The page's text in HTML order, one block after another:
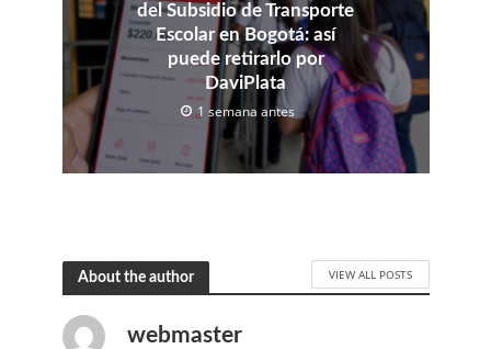
del Subsidio de Transporte
Escolar en Bogotá: así
puede retirarlo por
DaviPlata
1 semana antes
About the author VIEW ALL POSTS
webmaster